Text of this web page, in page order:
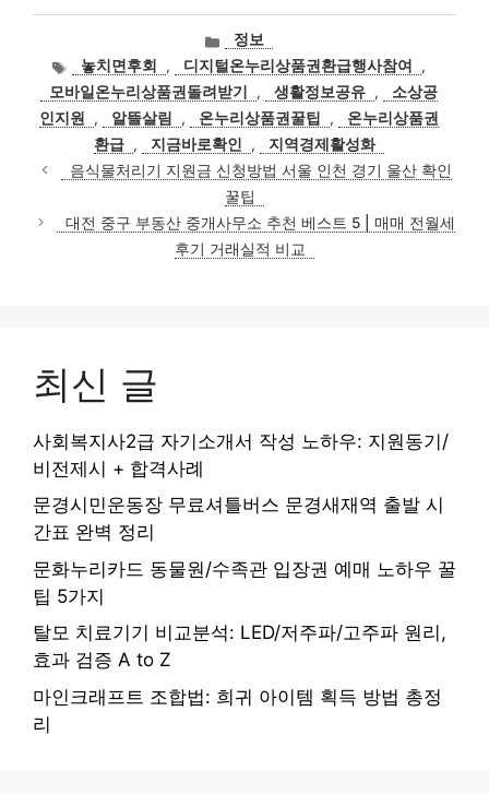
카
테
고
리
정보
태
그
놓치면후회 , 디지털온누리상품권환급행사참여
,
모바일온누리상품권돌려받기
, 생활정보공유 ,
소상공
인지원
, 알뜰살림 , 온누리상품권꿀팁 ,
온누리상품권
환급 , 지금바로확인 ,
지역경제활성화
음식물처리기 지원금 신청방법 서울 인천 경기 울산 확인
꿀팁
대전 중구 부동산 중개사무소 추천 베스트 5 | 매매 전월세
후기 거래실적 비교
최신 글
사회복지사2급 자기소개서 작성 노하우: 지원동기/
비전제시 + 합격사례
문경시민운동장 무료셔틀버스 문경새재역 출발 시
간표 완벽 정리
문화누리카드 동물원/수족관 입장권 예매 노하우 꿀
팁 5가지
탈모 치료기기 비교분석: LED/저주파/고주파 원리,
효과 검증 A to Z
마인크래프트 조합법: 희귀 아이템 획득 방법 총정
리